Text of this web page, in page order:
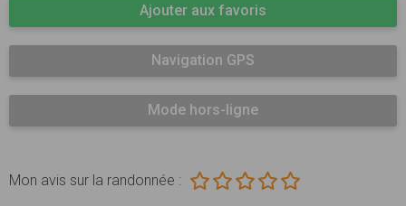
Ajouter aux favoris
Navigation GPS
Mode hors-ligne
Mon avis sur la randonnée :